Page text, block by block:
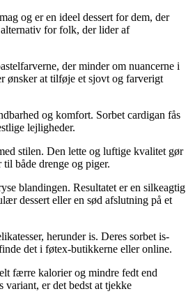
og er en ideel dessert for dem, der
for folk, der lider af
der minder om nuancerne i
ønsker at tilføje et sjovt og farverigt
og komfort. Sorbet cardigan fås
lejligheder.
stilen. Den lette og luftige kvalitet gør
både drenge og piger.
blandingen. Resultatet er en silkeagtig
dessert eller en sød afslutning på et
herunder is. Deres sorbet is-
det i føtex-butikkerne eller online.
færre kalorier og mindre fedt end
er det bedst at tjekke